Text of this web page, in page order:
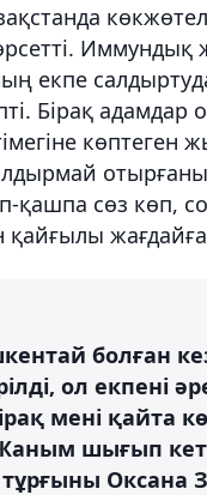
Иммундық
екпе
Бірақ
көптеген
отырғанын
сөз көп,
қайғылы
болған
ол екпені
мені қайта
шығып
Оксана